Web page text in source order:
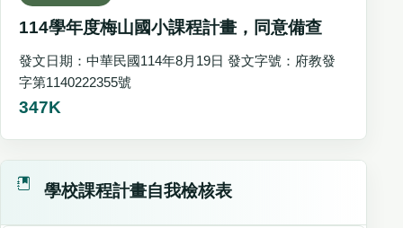
114學年度梅山國小課程計畫，同意備查
發文日期：中華民國114年8月19日 發文字號：府教發
字第1140222355號
347K
學校課程計畫自我檢核表